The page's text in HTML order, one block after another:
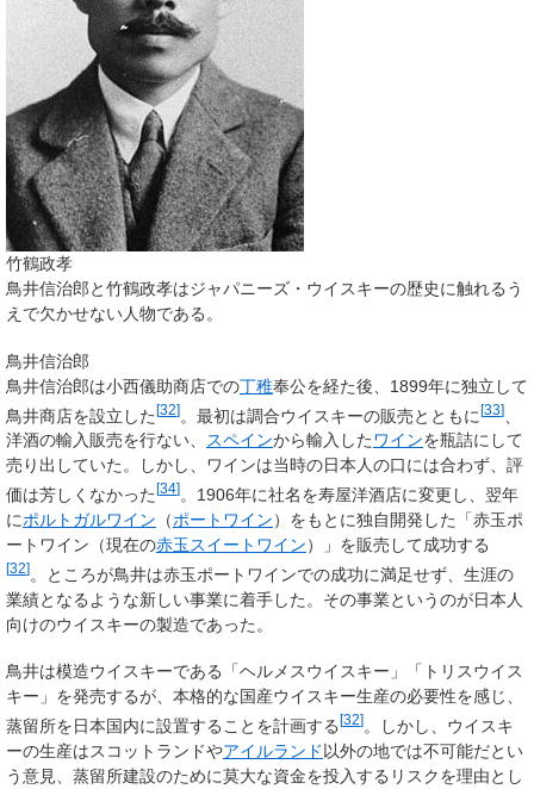
竹鶴政孝
鳥井信治郎と竹鶴政孝はジャパニーズ・ウイスキーの歴史に触れるう
えで欠かせない人物である。
鳥井信治郎
鳥井信治郎は小西儀助商店での丁稚奉公を経た後、1899年に独立して
鳥井商店を設立した[32]。最初は調合ウイスキーの販売とともに[33]
洋酒の輸入販売を行ない、 スペインから輸入したワインを瓶詰にして
売り出していた。しかし、ワインは当時の日本人の口には合わず、評
価は芳しくなかった [34] 。1906年に社名を寿屋洋酒店に変更し、翌年
にポルトガルワイン （ポートワイン）をもとに独自開発した「赤玉ポ
ートワイン（現在の赤玉スイートワイン）」を販売して成功する
[32]。ところが鳥井は赤玉ポートワインでの成功に満足せず、生涯の
業績となるような新しい事業に着手した。その事業というのが日本人
向けのウイスキーの製造であった。
鳥井は模造ウイスキーである「ヘルメスウイスキー」「トリスウイス
キー」を発売するが、本格的な国産ウイスキー生産の必要性を感じ、
蒸留所を日本国内に設置することを計画する [32] 。しかし、ウイスキ
ーの生産はスコットランドやアイルランド 以外の地では不可能だとい
う意見、蒸留所建設のために莫大な資金を投入するリスクを理由とし